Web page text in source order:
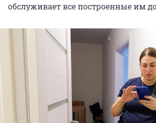
обслуживает все построенные им